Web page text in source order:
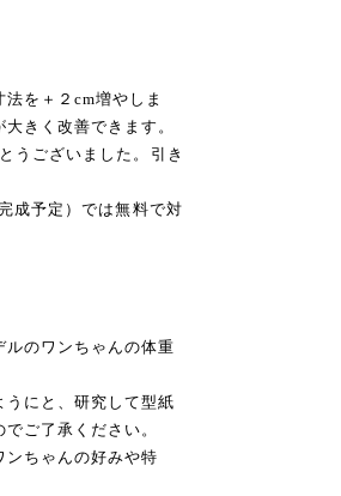
を＋２cm増やしま
きく改善できます。
うございました。引き
成予定）では無料で対
のワンちゃんの体重
にと、研究して型紙
ご了承ください。
ちゃんの好みや特